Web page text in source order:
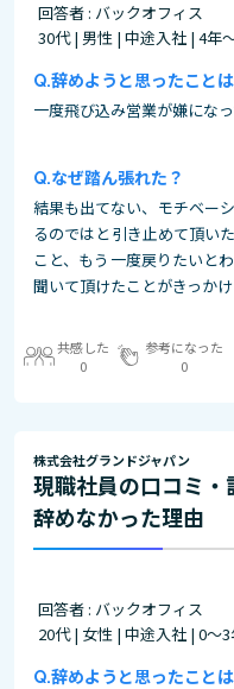
回答者 : バックオフィス
30代 | 男性 | 中途入社 | 4年
辞めようと思ったこと
一度飛び込み営業が嫌にな
なぜ踏ん張れた？
結果も出てない、モチベー
るのではと引き止めて頂い
こと、もう一度戻りたいと
聞いて頂けたことがきっかけ
共感した
0
参考になった
0
株式会社グランドジャパン
現職社員の口コミ・
辞めなかった理由
回答者 : バックオフィス
20代 | 女性 | 中途入社 | 0～
辞めようと思ったこと